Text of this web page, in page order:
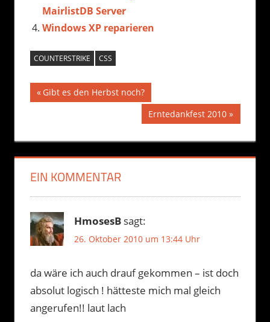
MairlistDB Server
Windows XP reparieren
COUNTERSTRIKE CSS
Beitragsnavigation
Vorheriger
Gibt es den Herbst noch?
Nächster
Beitrag:
Erntedankfest 2010
EIN KOMMENTAR
HmosesB sagt:
26. Oktober 2010 um 13:44 Uhr
da wäre ich auch drauf gekommen – ist doch
absolut logisch ! hätteste mich mal gleich
angerufen!! laut lach